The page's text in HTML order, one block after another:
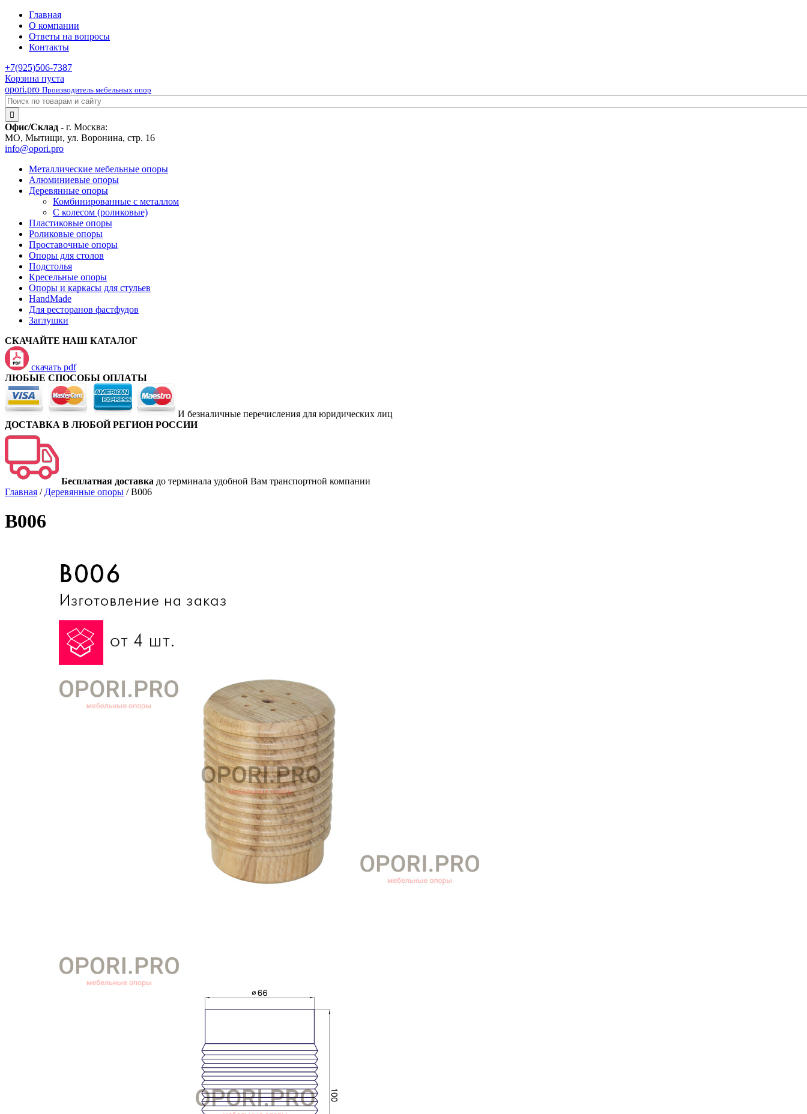
Главная
О компании
Ответы на вопросы
Контакты
+7(925)506-7387
Корзина пуста
opori.pro Производитель мебельных опор
Офис/Склад - г. Москва:
МО, Мытищи, ул. Воронина, стр. 16
info@opori.pro
Металлические мебельные опоры
Алюминиевые опоры
Деревянные опоры
Комбинированные с металлом
С колесом (роликовые)
Пластиковые опоры
Роликовые опоры
Проставочные опоры
Опоры для столов
Подстолья
Кресельные опоры
Опоры и каркасы для стульев
HandMade
Для ресторанов фастфудов
Заглушки
СКАЧАЙТЕ НАШ КАТАЛОГ
скачать pdf
ЛЮБЫЕ СПОСОБЫ ОПЛАТЫ
И безналичные перечисления для юридических лиц
ДОСТАВКА В ЛЮБОЙ РЕГИОН РОССИИ
Бесплатная доставка до терминала удобной Вам транспортной компании
Главная / Деревянные опоры /B006
B006